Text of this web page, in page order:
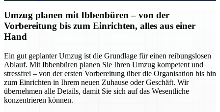
Umzug planen mit Ibbenbüren – von der
Vorbereitung bis zum Einrichten, alles aus einer
Hand
Ein gut geplanter Umzug ist die Grundlage für einen reibungslosen
Ablauf. Mit Ibbenbüren planen Sie Ihren Umzug kompetent und
stressfrei – von der ersten Vorbereitung über die Organisation bis hin
zum Einrichten in Ihrem neuen Zuhause oder Geschäft. Wir
übernehmen alle Details, damit Sie sich auf das Wesentliche
konzentrieren können.